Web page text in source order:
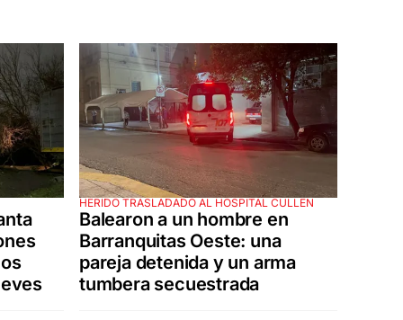
HERIDO TRASLADADO AL HOSPITAL CULLEN
Balearon a un hombre en
Barranquitas Oeste: una
pareja detenida y un arma
tumbera secuestrada